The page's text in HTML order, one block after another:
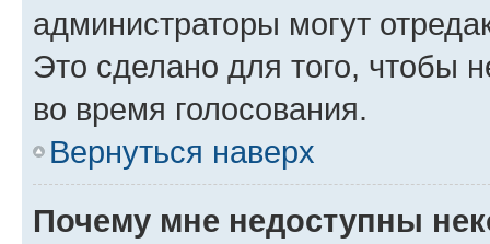
администраторы могут
Это сделано для того, чтобы
во время голосования.
Вернуться наверх
Почему мне недоступны